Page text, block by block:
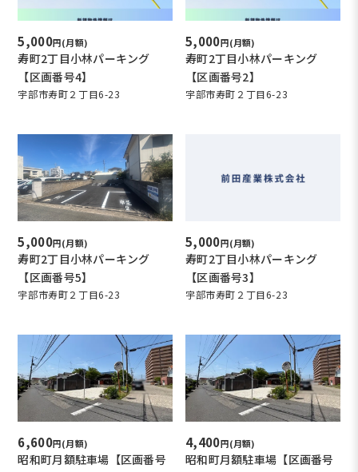
5,000円(月額)
寿町2丁目小林パーキング
【区画番号4】
宇部市寿町２丁目6-23
5,000円(月額)
寿町2丁目小林パーキング
【区画番号2】
宇部市寿町２丁目6-23
5,000円(月額)
寿町2丁目小林パーキング
【区画番号5】
宇部市寿町２丁目6-23
5,000円(月額)
寿町2丁目小林パーキング
【区画番号3】
宇部市寿町２丁目6-23
6,600円(月額)
昭和町月額駐車場【区画番号
4,400円(月額)
昭和町月額駐車場【区画番号